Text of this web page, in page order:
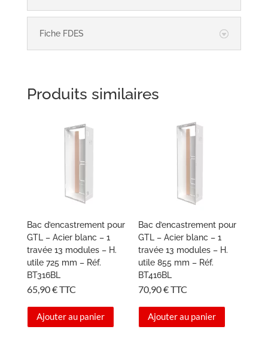
Fiche FDES
Produits similaires
Bac d’encastrement pour
GTL – Acier blanc – 1
travée 13 modules – H.
utile 725 mm – Réf.
BT316BL
65,90€TTC
Ajouter au panier
Bac d’encastrement pour
GTL – Acier blanc – 1
travée 13 modules – H.
utile 855 mm – Réf.
BT416BL
70,90€TTC
Ajouter au panier